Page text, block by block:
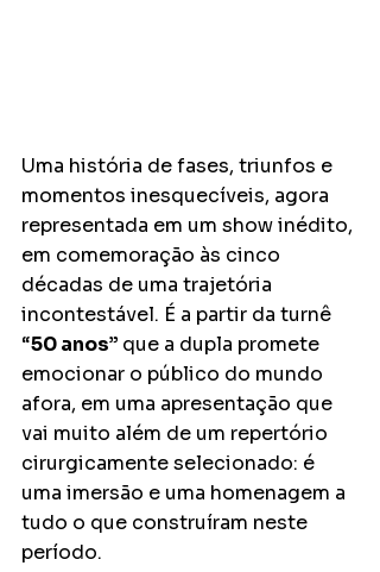
Uma história de fases, triunfos e
momentos inesquecíveis, agora
representada em um show inédito,
em comemoração às cinco
décadas de uma trajetória
incontestável. É a partir da turnê
“50 anos” que a dupla promete
emocionar o público do mundo
afora, em uma apresentação que
vai muito além de um repertório
cirurgicamente selecionado: é
uma imersão e uma homenagem a
tudo o que construíram neste
período.